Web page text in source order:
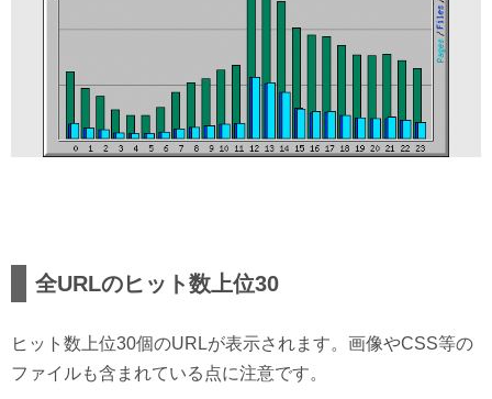
全URLのヒット数上位30
ヒット数上位30個のURLが表示されます。画像やCSS等の
ファイルも含まれている点に注意です。